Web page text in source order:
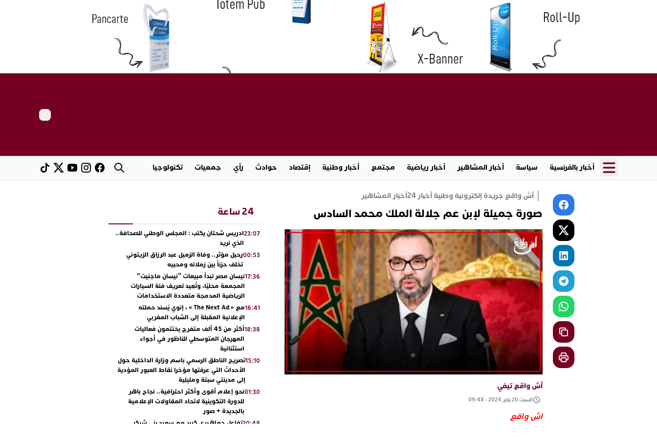
أخبار بالفرنسية سياسة أخبار المشاهير أخبار رياضية مجتمع أخبار وطنية إقتصاد حوادث رأي جمعيات تكنولوجيا
آش واقع جريدة إلكترونية وطنية أخبار 24 أخبار المشاهير
صورة جميلة لإبن عم جلالة الملك محمد السادس
آش واقع تيفي
السبت 20 يناير 2024 - 09:48
اش واقع
24 ساعة
23:07ادريس شحتان يكتب : المجلس الوطني للصحافة..
الذي نريد
00:53رحيل مؤثر.. وفاة الزميل عبد الرزاق الزيتوني
تخلف حزناً بين زملائه ومحبيه
17:36نيسان مصر تبدأ مبيعات “نيسان ماجنيت”
المجمعة محليًا، وتُعِيد تعريف فئة السيارات
الرياضية المدمجة متعددة الاستخدامات
16:41
مع « The Next Ad » ، إنوي يُسند حملته
الإعلانية المقبلة إلى الشباب المغربي
18:38
أكثر من 45 ألف متفرج يختتمون فعاليات
المهرجان المتوسطي للناظور في أجواء
استثنائية
15:10تصريح الناطق الرسمي باسم وزارة الداخلية حول
الأحداث التي عرفتها مؤخرا نقاط العبور المؤدية
إلى مدينتي سبتة ومليلية
01:30نحو إعلام أقوى وأكثر احترافية.. نجاح باهر
للدورة التكوينية لاتحاد المقاولات الإعلامية
بالجديدة + صور
20:48تفاعل جماهيري كبير مع سعيد بني شيكر